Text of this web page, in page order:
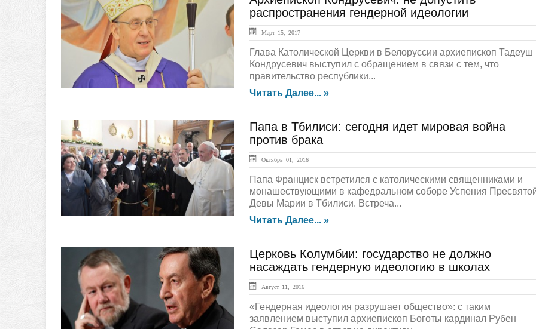
ЛЕНТА НОВОСТЕЙ
распространения гендерной идеологии
Март 15, 2017
Глава Католической Церкви в Белоруссии архиепископ Тадеуш
Кондрусевич выступил с обращением в связи с тем, что
правительство республики...
Читать Далее... »
ГЛАВНАЯ
Папа в Тбилиси: сегодня идет мировая война
против брака
Октябрь 01, 2016
Папа Франциск встретился с католическими священниками и
монашествующими в кафедральном соборе Успения
Девы Марии в Тбилиси. Встреча...
Читать Далее... »
ЛЕНТА НОВОСТЕЙ
Церковь Колумбии: государство не должно
насаждать гендерную идеологию в школах
Август 11, 2016
«Гендерная идеология разрушает общество»: с таким
заявлением выступил архиепископ Боготы кардинал Рубен